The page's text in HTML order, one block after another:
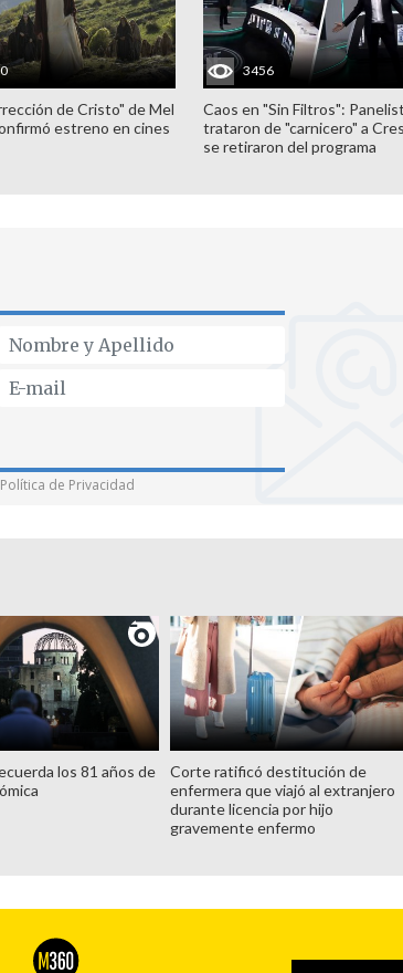
de Cristo" de Mel
estreno en cines
3456
Caos en "Sin Filtros":
trataron de "carnicero" a
se retiraron del programa
Política de Privacidad
los 81 años de
Corte ratificó destitución de
enfermera que viajó al extranjero
durante licencia por hijo
gravemente enfermo